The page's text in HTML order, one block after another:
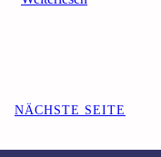
NÄCHSTE SEITE